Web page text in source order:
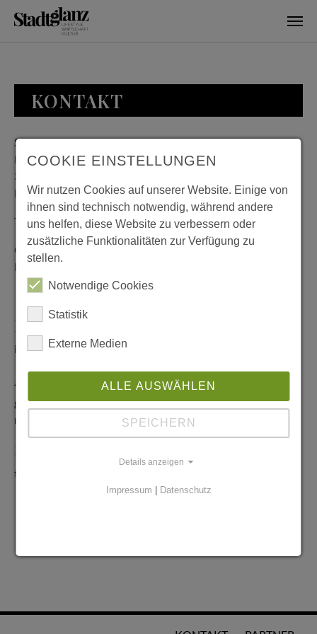
KONTAKT
Stadtglanz / mediaworld GmbH
Bankplatz 8
38100 Braunschweig
Deutschland
Telefon: 0531 482010-20
Geschäftszeiten: Montag bis Donnerstag 08:00 bis 18:00;
Freitag 08:00 bis 15:00
Redaktionelle Anfragen
info@stadtglanz.de
Anzeigen-Service
graen@mediaworldgmbh.deoder
meyer@mediaworldgmbh.de
tipps@stadtglanz.de
COOKIE EINSTELLUNGEN
Wir nutzen Cookies auf unserer Website. Einige von
ihnen sind technisch notwendig, während andere
uns helfen, diese Website zu verbessern oder
zusätzliche Funktionalitäten zur Verfügung zu
stellen.
Notwendige Cookies
Statistik
Externe Medien
ALLE AUSWÄHLEN
SPEICHERN
Details anzeigen
Impressum | Datenschutz